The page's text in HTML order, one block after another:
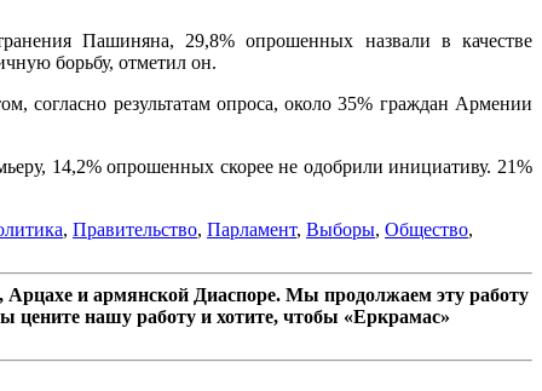
Пашиняна, 29,8% опрошенных назвали в качестве
борьбу, отметил он.
согласно результатам опроса, около 35% граждан Армении
14,2% опрошенных скорее не одобрили инициативу. 21%
, Правительство, Парламент, Выборы, Общество,
и армянской Диаспоре. Мы продолжаем эту работу
цените нашу работу и хотите, чтобы «Еркрамас»